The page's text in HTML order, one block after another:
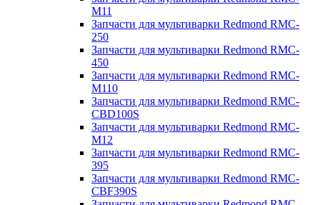
M11
Запчасти для мультиварки Redmond RMC-
250
Запчасти для мультиварки Redmond RMC-
450
Запчасти для мультиварки Redmond RMC-
M110
Запчасти для мультиварки Redmond RMC-
CBD100S
Запчасти для мультиварки Redmond RMC-
M12
Запчасти для мультиварки Redmond RMC-
395
Запчасти для мультиварки Redmond RMC-
CBF390S